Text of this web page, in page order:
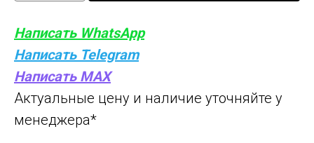
Написать WhatsApp
Написать Telegram
Написать MAX
Актуальные цену и наличие уточняйте у
менеджера*